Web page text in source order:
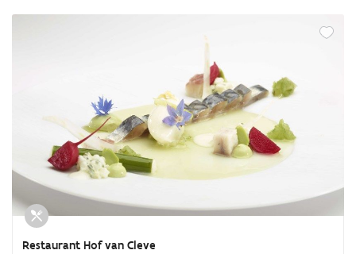
Restaurant Hof van Cleve